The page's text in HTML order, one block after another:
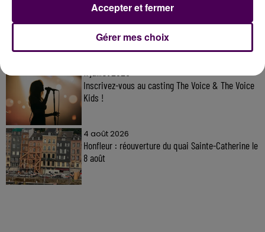
31 juillet 2026
Gagnez vos entrées à Terra Botanica !
11 juillet 2026
Inscrivez-vous au casting The Voice & The Voice
Kids !
4 août 2026
Honfleur : réouverture du quai Sainte-Catherine le
8 août
Gérer mes choix
Accepter et fermer